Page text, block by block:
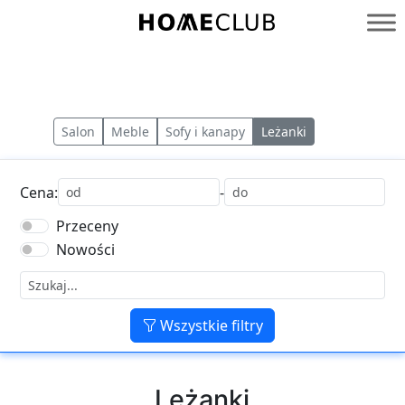
Homeclub
Salon Meble Sofy i kanapy Leżanki
Cena:
-
Przeceny
Nowości
Wszystkie filtry